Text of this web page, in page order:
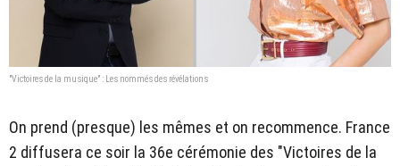
"Victoires de la musique" : Les nommés des révélations
On prend (presque) les mêmes et on recommence. France
2 diffusera ce soir la 36e cérémonie des "Victoires de la